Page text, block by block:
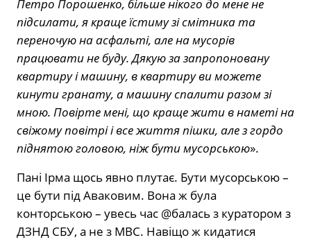
Петро Порошенко, більше нікого до мене не
підсилати, я краще їстиму зі смітника та
переночую на асфальті, але на мусорів
працювати не буду. Дякую за запропоновану
квартиру і машину, в квартиру ви можете
кинути гранату, а машину спалити разом зі
мною. Повірте мені, що краще жити в наметі на
свіжому повітрі і все життя пішки, але з гордо
піднятою головою, ніж бути мусорською».
Пані Ірма щось явно плутає. Бути мусорською –
це бути під Аваковим. Вона ж була
конторською – увесь час @балась з куратором з
ДЗНД СБУ, а не з МВС. Навіщо ж кидатися